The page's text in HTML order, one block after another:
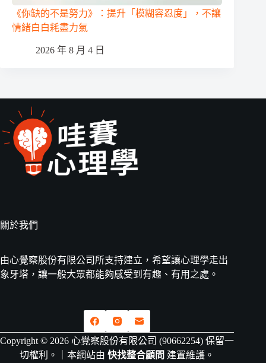
《你缺的不是努力》：提升「模糊容忍度」，不讓
情緒白白耗盡力氣
2026 年 8 月 4 日
關於我們
由心覺察股份有限公司所支持建立，希望讓心理學走出
象牙塔，讓一般大眾都能夠感受到有趣、有用之處。
Copyright © 2026 心覺察股份有限公司 (90662254) 保留一
切權利。｜本網站由快找整合顧問 建置維護。